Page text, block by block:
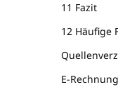
11 Fazit
12 Häufige